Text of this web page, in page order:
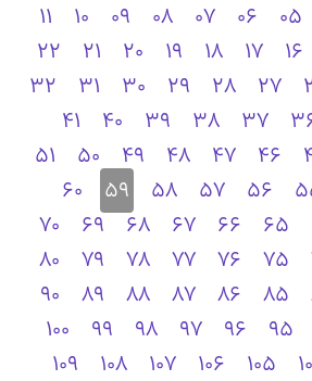
05
06
07
08
09
10
11
16
17
18
19
20
21
22
27
28
29
30
31
32
37
38
39
40
41
46
47
48
49
50
51
56
57
58
59
60
65
66
67
68
69
70
75
76
77
78
79
80
85
86
87
88
89
90
95
96
97
98
99
100
105
106
107
108
109